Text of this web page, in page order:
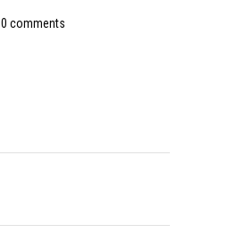
0 comments